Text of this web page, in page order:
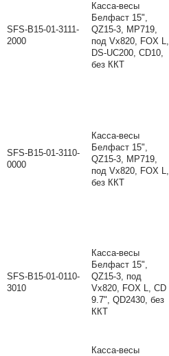
SFS-B15-01-3111-
2000
Касса-весы
Белфаст 15",
QZ15-3, MP719,
под Vx820, FOX L,
DS-UC200, CD10,
без ККТ
SFS-B15-01-3110-
0000
Касса-весы
Белфаст 15",
QZ15-3, MP719,
под Vx820, FOX L,
без ККТ
SFS-B15-01-0110-
3010
Касса-весы
Белфаст 15",
QZ15-3, под
Vx820, FOX L, CD
9.7", QD2430, без
ККТ
Касса-весы